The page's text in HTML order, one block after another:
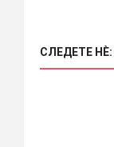
СЛЕДЕТЕ НÈ: